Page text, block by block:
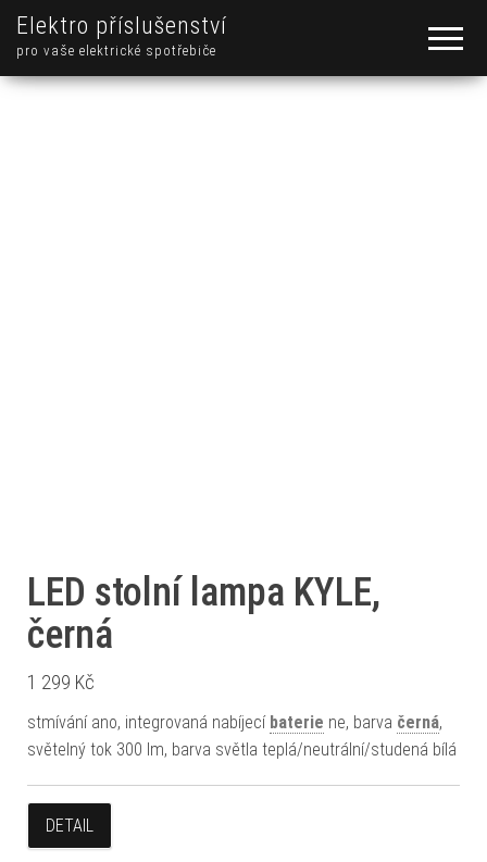
Elektro příslušenství
pro vaše elektrické spotřebiče
LED stolní lampa KYLE,
černá
1 299 Kč
stmívání ano, integrovaná nabíjecí baterie ne, barva černá,
světelný tok 300 lm, barva světla teplá/neutrální/studená bílá
DETAIL